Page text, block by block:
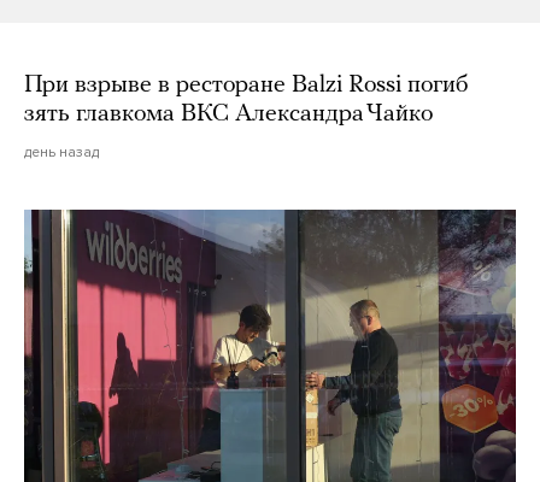
При взрыве в ресторане Balzi Rossi погиб
зять главкома ВКС Александра Чайко
день назад